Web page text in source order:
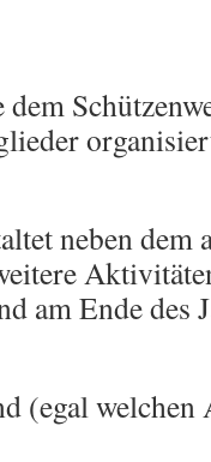
neben dem
am Ende des
(egal welchen